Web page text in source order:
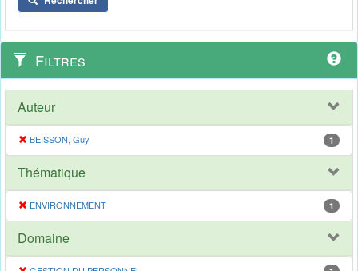
Filtres
Auteur
BEISSON, Guy 1
Thématique
ENVIRONNEMENT 1
Domaine